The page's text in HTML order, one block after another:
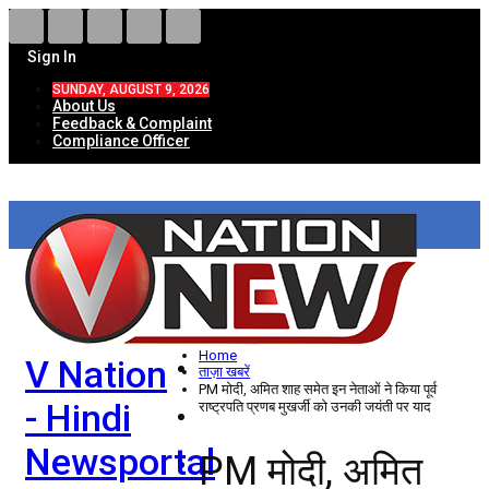
Sign In
SUNDAY, AUGUST 9, 2026
About Us
Feedback & Complaint
Compliance Officer
V Nation
- Hindi
Newsportal
HOME
ताज़ा खबरें
देश
विदेश
राज्य
उत्तर प्रदेश
Home
ताज़ा खबरें
PM मोदी, अमित शाह समेत इन नेताओं ने किया पूर्व
राष्ट्रपति प्रणब मुखर्जी को उनकी जयंती पर याद
PM मोदी, अमित